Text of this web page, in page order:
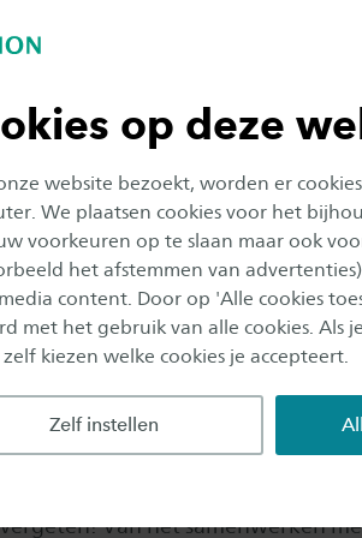
op deze
website bezoekt, worden er
We plaatsen cookies voor het
voorkeuren op te slaan maar ook
het afstemmen van
content. Door op 'Alle cookies
met het gebruik van alle cookies. Als
kiezen welke cookies je accepteert.
Zelf instellen
opleiding daagt je uit zelf
kennis toe te passen. Het
aan Chemische Technologie is
snel mensen kennen uit het
De meeste docenten
van de opleiding, waar je zo
mentor, tegelijkertijd je docent is
en de gesprekken gezellig.
in Oman
van de opleiding heb ik samen
de Wetskills Water Challenge in
Van het samenwerken